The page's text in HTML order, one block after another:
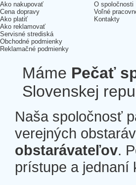
Ako nakupovať
Cena dopravy
Ako platiť
Ako reklamovať
Servisné strediská
Obchodné podmienky
Reklamačné podmienky
O spoločnosti
Voľné
Kontakty
Máme Pečať
Slovenskej
Naša spoločnosť
verejných
obstarávateľov.
prístupe a jednaní